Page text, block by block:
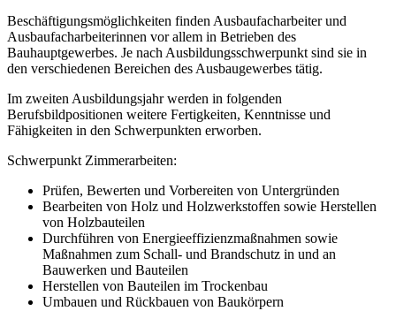
Beschäftigungsmöglichkeiten finden Ausbaufacharbeiter und
Ausbaufacharbeiterinnen vor allem in Betrieben des
Bauhauptgewerbes. Je nach Ausbildungsschwerpunkt sind sie in
den verschiedenen Bereichen des Ausbaugewerbes tätig.
Im zweiten Ausbildungsjahr werden in folgenden
Berufsbildpositionen weitere Fertigkeiten, Kenntnisse und
Fähigkeiten in den Schwerpunkten erworben.
Schwerpunkt Zimmerarbeiten:
Prüfen, Bewerten und Vorbereiten von Untergründen
Bearbeiten von Holz und Holzwerkstoffen sowie Herstellen
von Holzbauteilen
Durchführen von Energieeffizienzmaßnahmen sowie
Maßnahmen zum Schall- und Brandschutz in und an
Bauwerken und Bauteilen
Herstellen von Bauteilen im Trockenbau
Umbauen und Rückbauen von Baukörpern